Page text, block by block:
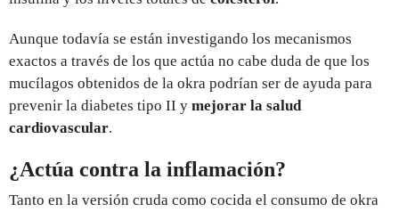
Aunque todavía se están investigando los mecanismos
exactos a través de los que actúa no cabe duda de que los
mucílagos obtenidos de la okra podrían ser de ayuda para
prevenir la diabetes tipo II y mejorar la salud
cardiovascular.
¿Actúa contra la inflamación?
Tanto en la versión cruda como cocida el consumo de okra